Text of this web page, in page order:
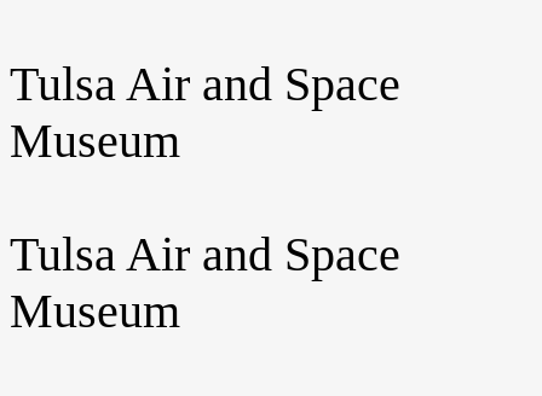
Tulsa Air and Space
Museum
Tulsa Air and Space
Museum